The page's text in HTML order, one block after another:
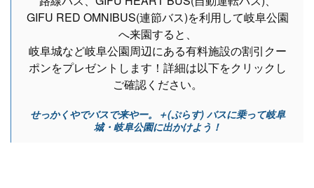
GIFU RED OMNIBUS(連節バス)を利用して岐阜公園
へ来園すると、
岐阜城など岐阜公園周辺にある有料施設の割引クー
ポンをプレゼントします！詳細は以下をクリックし
ご確認ください。
せっかくやでバスで来やー。＋(ぷらす) バスに乗って岐阜
城・岐阜公園に出かけよう！